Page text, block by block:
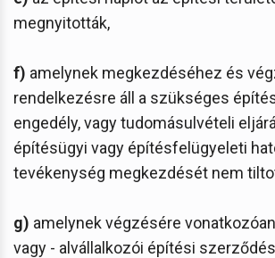
megnyitották,
f) amelynek megkezdéséhez és
rendelkezésre áll a szükséges
engedély, vagy tudomásulvételi
építésügyi vagy építésfelügyeleti
tevékenység megkezdését nem
g) amelynek végzésére
vagy - alvállalkozói építési